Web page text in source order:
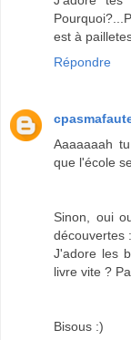
est à
Répondre
Aaaaaaah
que l'école
Sinon, oui
découvertes
J'adore les
livre vite ?
Bisous :)